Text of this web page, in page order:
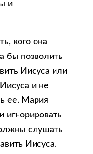
и
кого она
бы позволить
Иисуса или
и не
ее. Мария
игнорировать
слушать
Иисуса.